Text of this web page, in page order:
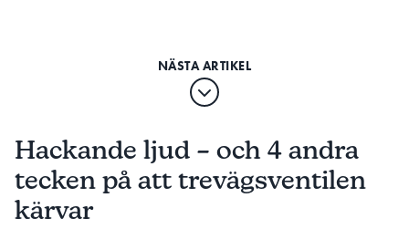
Hackande ljud – och 4 andra
tecken på att trevägsventilen
kärvar